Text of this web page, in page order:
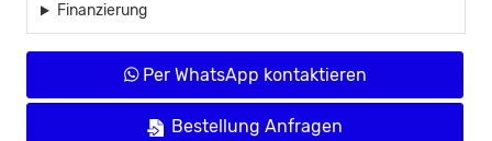
Finanzierung
Per WhatsApp kontaktieren
Bestellung Anfragen